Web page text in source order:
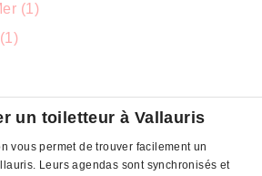
(1)
un toiletteur à Vallauris
vous permet de trouver facilement un
Leurs agendas sont synchronisés et